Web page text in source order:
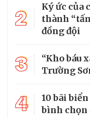
2
Ký ức của
thành
đồng đội
3
“Kho báu
Trường
4
10 bãi
bình chọn